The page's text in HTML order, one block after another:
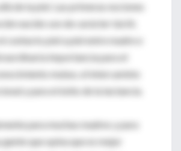
de la piel. Las primeras nociones
nacido son de carácter táctil,
contacto piel a piel entre madre e
importancia para el
mutuo, el intercambio
y para el éxito de la lactancia.
para muchas madres y para
gente que opina que es mejor